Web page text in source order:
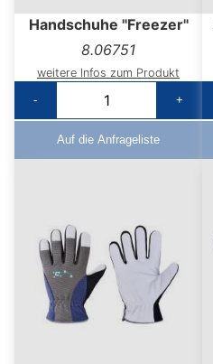
Handschuhe "Freezer"
8.06751
weitere Infos zum Produkt
-
+
Auf die Anfrageliste